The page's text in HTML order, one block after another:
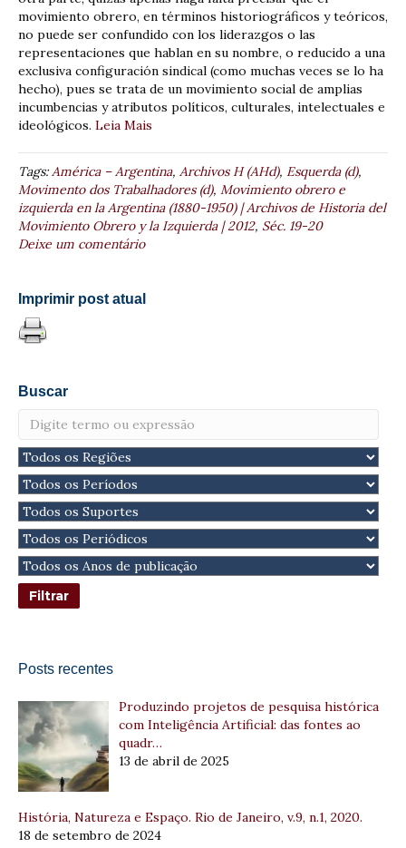
movimiento obrero, en términos historiográficos y teóricos,
no puede ser confundido con los liderazgos o las
representaciones que hablan en su nombre, o reducido a una
exclusiva configuración sindical (como muchas veces se lo ha
hecho), pues se trata de un movimiento social de amplias
incumbencias y atributos políticos, culturales, intelectuales e
ideológicos. Leia Mais
Tags:América – Argentina, Archivos H (AHd), Esquerda (d),
Movimento dos Trabalhadores (d), Movimiento obrero e
izquierda en la Argentina (1880-1950) | Archivos de Historia del
Movimiento Obrero y la Izquierda | 2012, Séc. 19-20
Deixe um comentário
Imprimir post atual
Buscar
Posts recentes
Produzindo projetos de pesquisa histórica
com Inteligência Artificial: das fontes ao
quadr…
13 de abril de 2025
História, Natureza e Espaço. Rio de Janeiro, v.9, n.1, 2020.
18 de setembro de 2024